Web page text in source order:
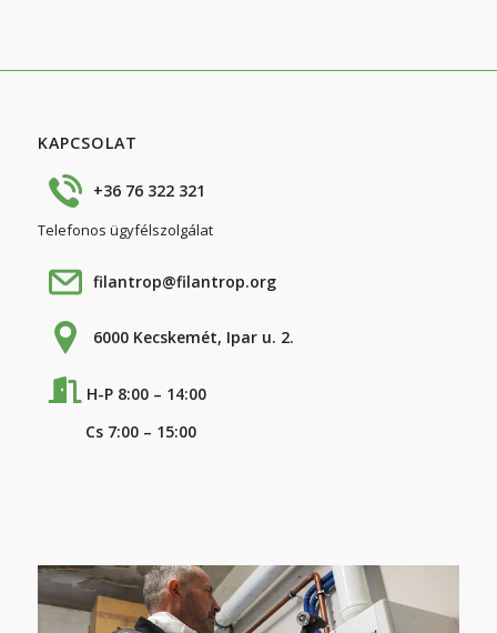
KAPCSOLAT
+36 76 322 321
Telefonos ügyfélszolgálat
filantrop@filantrop.org
6000 Kecskemét, Ipar u. 2.
H-P 8:00 – 14:00
Cs 7:00 – 15:00